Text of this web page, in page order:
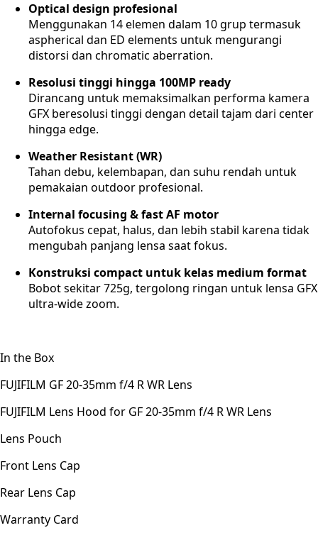
Optical design profesional
Menggunakan 14 elemen dalam 10 grup termasuk
aspherical dan ED elements untuk mengurangi
distorsi dan chromatic aberration.
Resolusi tinggi hingga 100MP ready
Dirancang untuk memaksimalkan performa kamera
GFX beresolusi tinggi dengan detail tajam dari center
hingga edge.
Weather Resistant (WR)
Tahan debu, kelembapan, dan suhu rendah untuk
pemakaian outdoor profesional.
Internal focusing & fast AF motor
Autofokus cepat, halus, dan lebih stabil karena tidak
mengubah panjang lensa saat fokus.
Konstruksi compact untuk kelas medium format
Bobot sekitar 725g, tergolong ringan untuk lensa GFX
ultra-wide zoom.
In the Box
FUJIFILM GF 20-35mm f/4 R WR Lens
FUJIFILM Lens Hood for GF 20-35mm f/4 R WR Lens
Lens Pouch
Front Lens Cap
Rear Lens Cap
Warranty Card